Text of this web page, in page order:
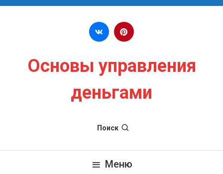
Перейти к содержимому
Основы управления
деньгами
Поиск
Меню